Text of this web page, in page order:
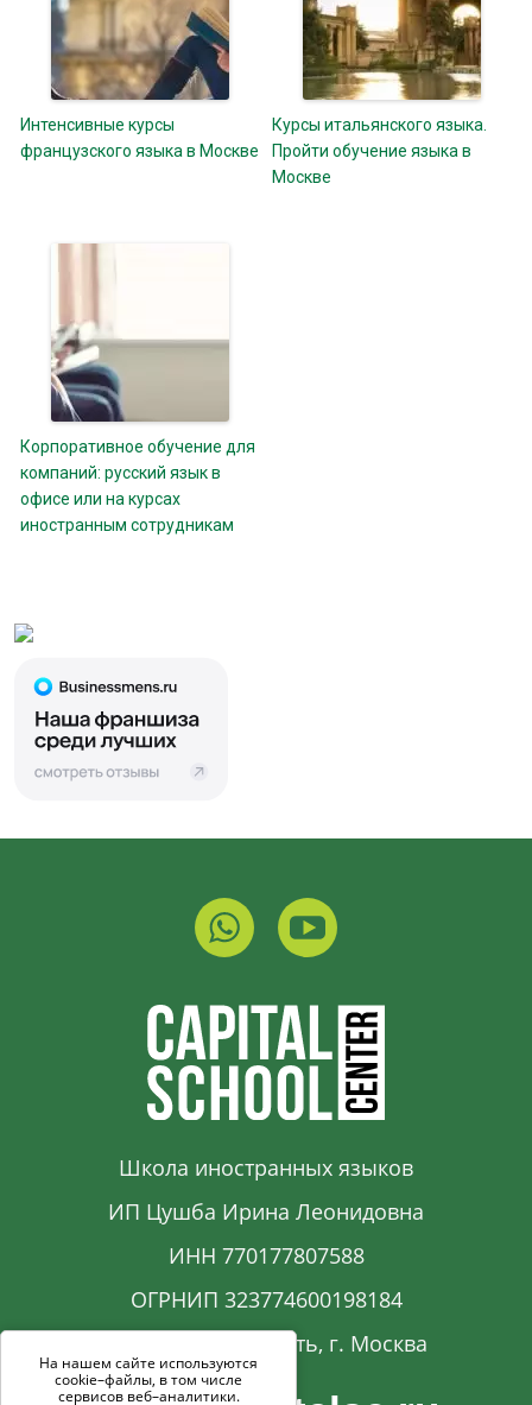
Интенсивные курсы
французского языка в Москве
Курсы итальянского языка.
Пройти обучение языка в
Москве
Корпоративное обучение для
компаний: русский язык в
офисе или на курсах
иностранным сотрудникам
Школа иностранных языков
ИП Цушба Ирина Леонидовна
ИНН 770177807588
ОГРНИП 323774600198184
Московская область, г. Москва
На нашем сайте используются
cookie–файлы, в том числе
сервисов веб–аналитики.